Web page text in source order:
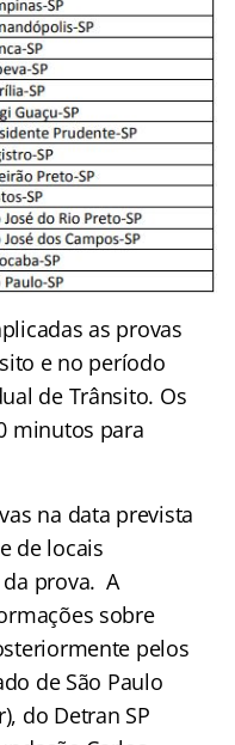
as provas
e no período
de Trânsito. Os
minutos para
na data prevista
de locais
prova. A
sobre
pelos
de São Paulo
do Detran SP